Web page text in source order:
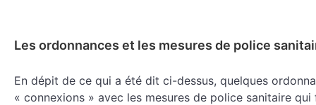
Les ordonnances et les mesures de police
En dépit de ce qui a été dit ci-dessus, quelques
« connexions » avec les mesures de police sanitaire